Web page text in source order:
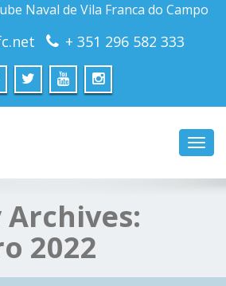
Naval de Vila Franca do Campo
+ 351 296 582 333
2022